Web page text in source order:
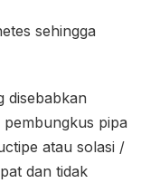
sehingga
disebabkan
pembungkus pipa
atau solasi /
dan tidak